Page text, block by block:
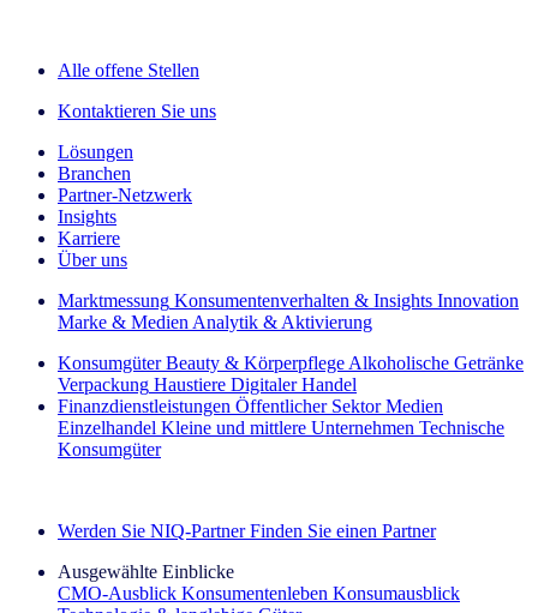
Alle offene Stellen
Kontaktieren Sie uns
Lösungen
Branchen
Partner-Netzwerk
Insights
Karriere
Über uns
Marktmessung Konsumentenverhalten & Insights Innovation
Marke & Medien Analytik & Aktivierung
Konsumgüter Beauty & Körperpflege Alkoholische Getränke
Verpackung Haustiere Digitaler Handel
Finanzdienstleistungen Öffentlicher Sektor Medien
Einzelhandel Kleine und mittlere Unternehmen Technische
Konsumgüter
Werden Sie NIQ-Partner Finden Sie einen Partner
Ausgewählte Einblicke
CMO‑Ausblick Konsumentenleben Konsumausblick